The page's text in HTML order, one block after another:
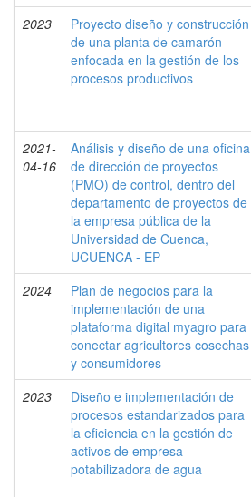
2023
Proyecto diseño y construcción
de una planta de camarón
enfocada en la gestión de los
procesos productivos
2021-
04-16
Análisis y diseño de una oficina
de dirección de proyectos
(PMO) de control, dentro del
departamento de proyectos de
la empresa pública de la
Universidad de Cuenca,
UCUENCA - EP
2024
Plan de negocios para la
implementación de una
plataforma digital myagro para
conectar agricultores cosechas
y consumidores
2023
Diseño e implementación de
procesos estandarizados para
la eficiencia en la gestión de
activos de empresa
potabilizadora de agua